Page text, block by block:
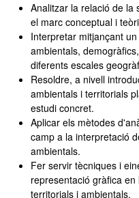
Analitzar la relació de la
el marc conceptual i
Interpretar mitjançant
ambientals,
diferents escales
Resoldre, a nivell
ambientals i territorials
estudi concret.
Aplicar els mètodes
camp a la interpretació
ambientals.
Fer servir tècniques i
representació gràfica
territorials i ambientals.